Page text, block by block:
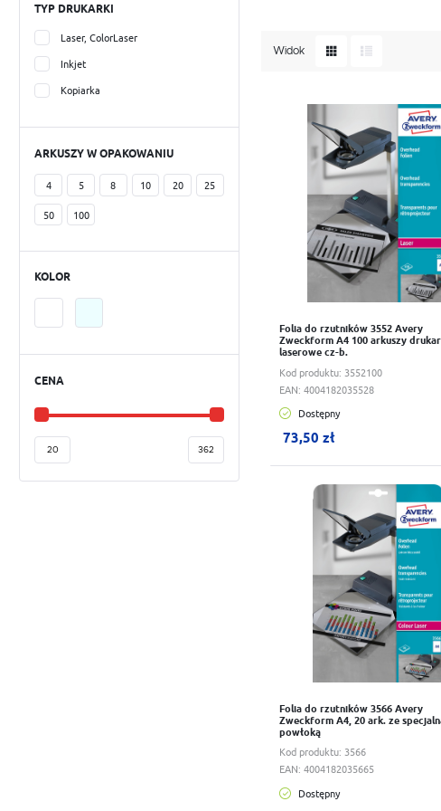
Kolorowe oznaczanie
Adresowe i wysyłkowe
Folie specjalistyczne
TYP DRUKARKI
Laser, ColorLaser
Inkjet
Kopiarka
ARKUSZY W OPAKOWANIU
4 5 8 10 20 25
50 100
KOLOR
CENA
kontrolą podawania papieru.
drukarek laserowych i kopiarek.
Widok
Kod produktu: 3552100
Folia do rzutników 3552 Avery
Zweckform A4 100 arkuszy
laserowe cz-b.
EAN: 4004182035528
Dostępny
73,50 zł
W koszyku:
Do schowka
Kod produktu: 3566
Folia do rzutników 3566 Avery
Zweckform A4, 20 ark. ze
powłoką
EAN: 4004182035665
Dostępny
W koszyku:
Do schowka